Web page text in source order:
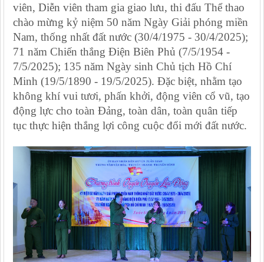
viên, Diễn viên tham gia giao lưu, thi đấu Thể thao
chào mừng kỷ niệm 50 năm Ngày Giải phóng miền
Nam, thống nhất đất nước (30/4/1975 - 30/4/2025);
71 năm Chiến thắng Điện Biên Phủ (7/5/1954 -
7/5/2025); 135 năm Ngày sinh Chủ tịch Hồ Chí
Minh (19/5/1890 - 19/5/2025). Đặc biệt, nhằm tạo
không khí vui tươi, phấn khởi, động viên cổ vũ, tạo
động lực cho toàn Đảng, toàn dân, toàn quân tiếp
tục thực hiện thắng lợi công cuộc đổi mới đất nước.